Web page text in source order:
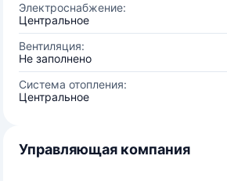
Электроснабжение:
Центральное
Вентиляция:
Не заполнено
Система отопления:
Центральное
Управляющая компания